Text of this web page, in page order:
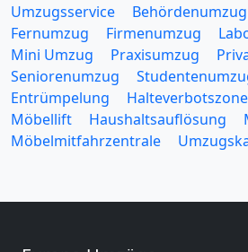
Umzugsservice Behördenumzug
Fernumzug
Firmenumzug
Mini Umzug
Praxisumzug
Seniorenumzug
Entrümpelung
Halteverbotszone
Möbellift
Haushaltsauflösung
Möbelmitfahrzentrale